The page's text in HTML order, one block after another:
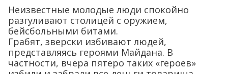
Неизвестные молодые люди спокойно
разгуливают столицей с оружием,
бейсбольными битами.
Грабят, зверски избивают людей,
представляясь героями Майдана. В
частности, вчера пятеро таких «героев»